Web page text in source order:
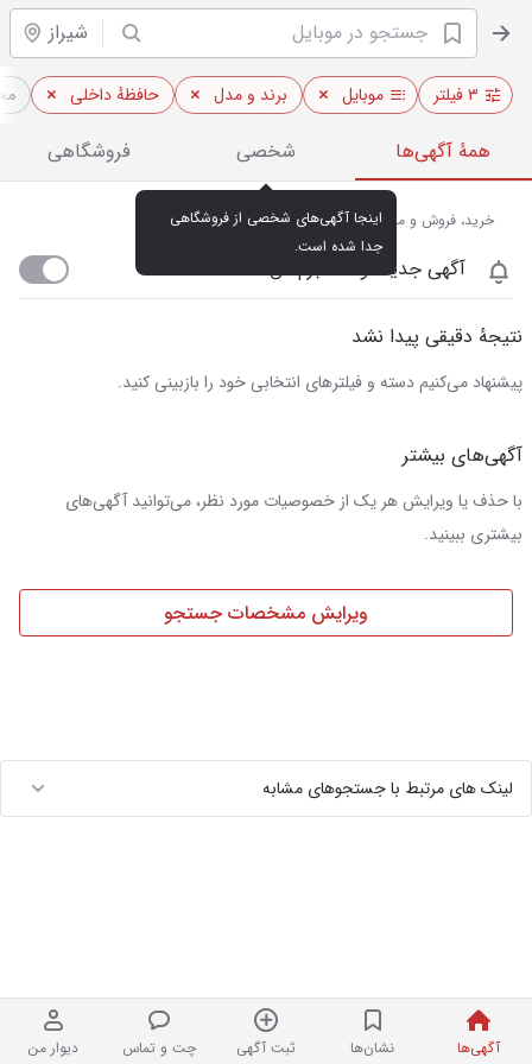
شیراز
آگهی‌ها نشان‌ها ثبت آگهی چت و تماس دیوار من
۳ فیلتر موبایل برند و مدل حافظهٔ داخلی
همهٔ آگهی‌ها شخصی فروشگاهی
جدا شده است.
خرید، فروش و مشاهده قیمت روز موبایل در شیراز
آگهی جدید اومد خبرم کن
نتیجهٔ دقیقی پیدا نشد
پیشنهاد می‌کنیم دسته و فیلترهای انتخابی خود را بازبینی کنید.
آگهی‌های بیشتر
با حذف یا ویرایش هر یک از خصوصیات مورد نظر، می‌توانید آگهی‌های
بیشتری ببینید.
ویرایش مشخصات جستجو
لینک های مرتبط با جستجوهای مشابه